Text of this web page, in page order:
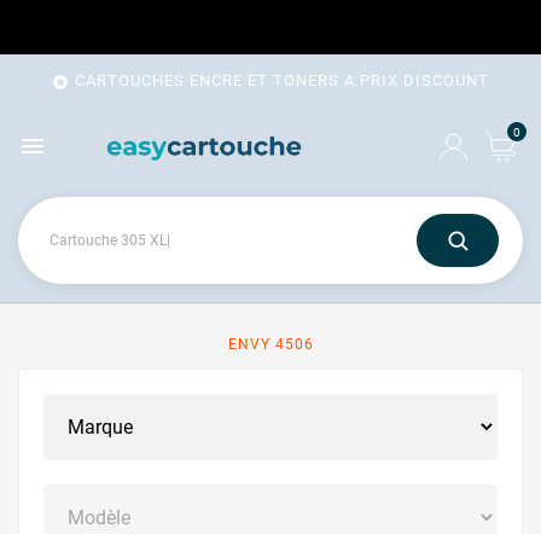
 CARTOUCHES ENCRE ET TONERS A PRIX DISCOUNT
 0
ENVY 4506